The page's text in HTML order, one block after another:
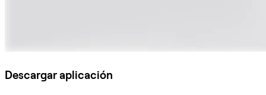
Descargar aplicación